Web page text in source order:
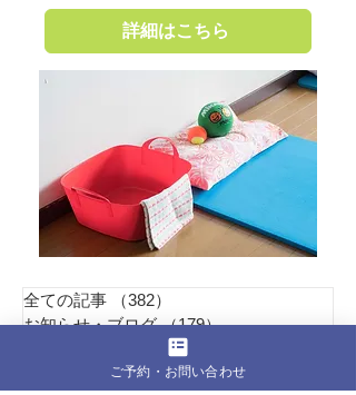
詳細はこちら
全ての記事 （382）
お知らせ・ブログ （179）179件の記事
1件の記事
（8） 8件の記事
ご予約・お問い合わせ